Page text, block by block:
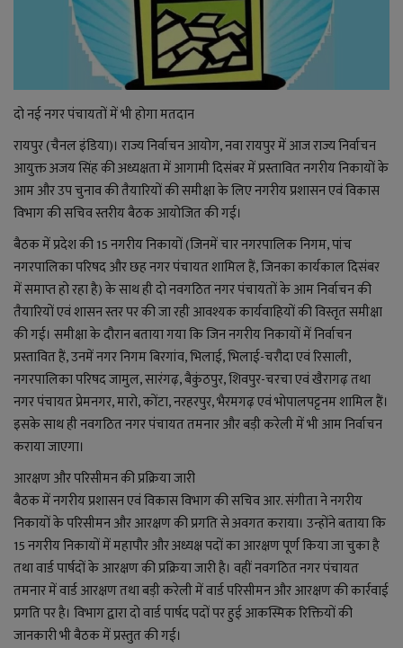
बिजनेस
मनोरंजन
ज्ञान विज्ञान
करिअर
वाद विवाद
संपादकीय
धर्म
लाइफ स्टाइल
जोक्स
सोशल मीडिया
Gallery
दो नई नगर पंचायतों में भी होगा मतदान
रायपुर (चैनल इंडिया)। राज्य निर्वाचन आयोग, नवा रायपुर में आज राज्य निर्वाचन
आयुक्त अजय सिंह की अध्यक्षता में आगामी दिसंबर में प्रस्तावित नगरीय निकायों के
आम और उप चुनाव की तैयारियों की समीक्षा के लिए नगरीय प्रशासन एवं विकास
विभाग की सचिव स्तरीय बैठक आयोजित की गई।
बैठक में प्रदेश की 15 नगरीय निकायों (जिनमें चार नगरपालिक निगम, पांच
नगरपालिका परिषद और छह नगर पंचायत शामिल हैं, जिनका कार्यकाल दिसंबर
में समाप्त हो रहा है) के साथ ही दो नवगठित नगर पंचायतों के आम निर्वाचन की
तैयारियों एवं शासन स्तर पर की जा रही आवश्यक कार्यवाहियों की विस्तृत समीक्षा
की गई। समीक्षा के दौरान बताया गया कि जिन नगरीय निकायों में निर्वाचन
प्रस्तावित हैं, उनमें नगर निगम बिरगांव, भिलाई, भिलाई-चरौदा एवं रिसाली,
नगरपालिका परिषद जामुल, सारंगढ़, बैकुंठपुर, शिवपुर-चरचा एवं खैरागढ़ तथा
नगर पंचायत प्रेमनगर, मारो, कोंटा, नरहरपुर, भैरमगढ़ एवं भोपालपट्टनम शामिल हैं।
इसके साथ ही नवगठित नगर पंचायत तमनार और बड़ी करेली में भी आम निर्वाचन
कराया जाएगा।
आरक्षण और परिसीमन की प्रक्रिया जारी
बैठक में नगरीय प्रशासन एवं विकास विभाग की सचिव आर. संगीता ने नगरीय
निकायों के परिसीमन और आरक्षण की प्रगति से अवगत कराया। उन्होंने बताया कि
15 नगरीय निकायों में महापौर और अध्यक्ष पदों का आरक्षण पूर्ण किया जा चुका है
तथा वार्ड पार्षदों के आरक्षण की प्रक्रिया जारी है। वहीं नवगठित नगर पंचायत
तमनार में वार्ड आरक्षण तथा बड़ी करेली में वार्ड परिसीमन और आरक्षण की कार्रवाई
प्रगति पर है। विभाग द्वारा दो वार्ड पार्षद पदों पर हुई आकस्मिक रिक्तियों की
जानकारी भी बैठक में प्रस्तुत की गई।